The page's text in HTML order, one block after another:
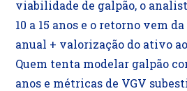
viabilidade de galpão, o
10 a 15 anos e o retorno vem
anual + valorização do ativo
Quem tenta modelar galpão
anos e métricas de VGV